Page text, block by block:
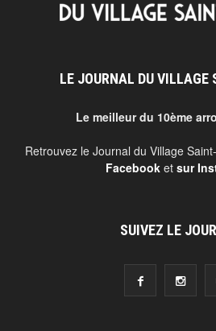
LE JOURNAL DU
Le meilleur du 10ème
Retrouvez le Journal du Village
Facebook et sur
SUIVEZ LE